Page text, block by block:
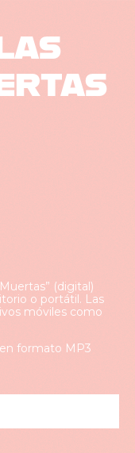
(digital)
o portátil. Las
móviles como
formato MP3